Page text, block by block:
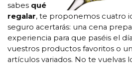
sabes qué
regalar, te proponemos cuatro
seguro acertarás: una cena
experiencia para que paséis el
vuestros productos favoritos o
artículos variados. No te vuelvas